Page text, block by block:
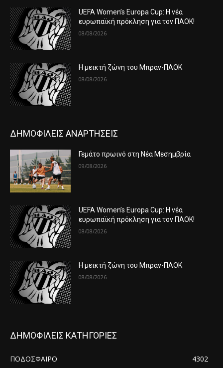
UEFA Women’s Europa Cup: Η νέα
ευρωπαϊκή πρόκληση για τον ΠΑΟΚ!
08/08/2026
Η μεικτή ζώνη του Μπραν-ΠΑΟΚ
08/08/2026
ΔΗΜΟΦΙΛΕΙΣ ΑΝΑΡΤΗΣΕΙΣ
Γεμάτο πρωινό στη Νέα Μεσημβρία
09/08/2026
UEFA Women’s Europa Cup: Η νέα
ευρωπαϊκή πρόκληση για τον ΠΑΟΚ!
08/08/2026
Η μεικτή ζώνη του Μπραν-ΠΑΟΚ
08/08/2026
ΔΗΜΟΦΙΛΕΙΣ ΚΑΤΗΓΟΡΙΕΣ
ΠΟΔΟΣΦΑΙΡΟ
4302